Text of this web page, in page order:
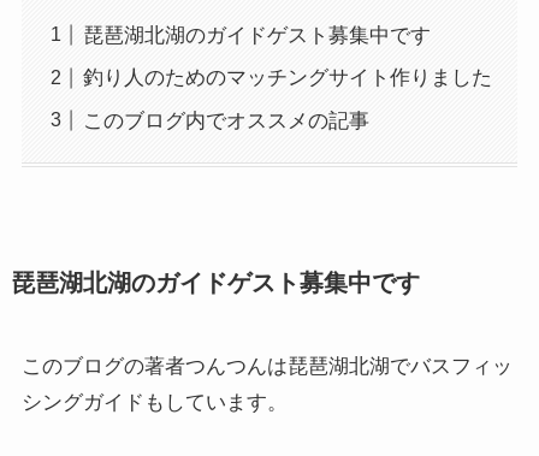
琵琶湖北湖のガイドゲスト募集中です
釣り人のためのマッチングサイト作りました
このブログ内でオススメの記事
琵琶湖北湖のガイドゲスト募集中です
このブログの著者つんつんは琵琶湖北湖でバスフィッ
シングガイドもしています。